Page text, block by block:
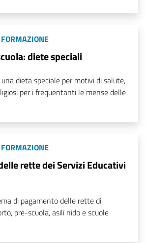
diete speciali
dieta speciale per motivi di salute,
per i frequentanti le mense delle
rette dei Servizi Educativi
di pagamento delle rette di
pre-scuola, asili nido e scuole